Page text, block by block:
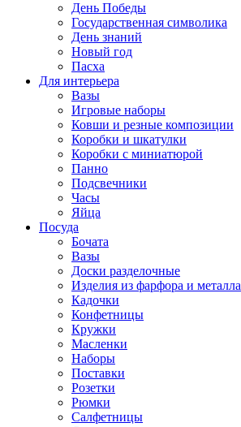
День Победы
Государственная символика
День знаний
Новый год
Пасха
Для интерьера
Вазы
Игровые наборы
Ковши и резные композиции
Коробки и шкатулки
Коробки с миниатюрой
Панно
Подсвечники
Часы
Яйца
Посуда
Бочата
Вазы
Доски разделочные
Изделия из фарфора и металла
Кадочки
Конфетницы
Кружки
Масленки
Наборы
Поставки
Розетки
Рюмки
Салфетницы